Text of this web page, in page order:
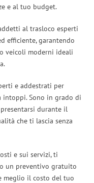
e al tuo budget.
al trasloco esperti
efficiente, garantendo
veicoli moderni ideali
e addestrati per
intoppi. Sono in grado di
durante il
che ti lascia senza
e sui servizi, ti
un preventivo gratuito
meglio il costo del tuo